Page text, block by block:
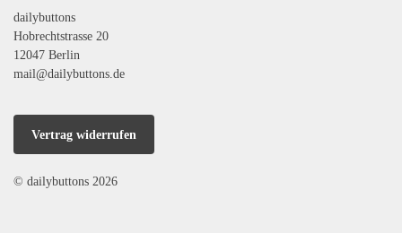
dailybuttons
Hobrechtstrasse 20
12047 Berlin
mail@dailybuttons.de
Vertrag widerrufen
© dailybuttons 2026